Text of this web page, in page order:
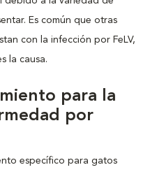
Es común que otras
con la infección por FeLV,
la causa.
para la
por
específico para gatos